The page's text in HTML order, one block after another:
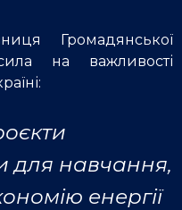
Громадянської
на важливості
для навчання,
енергії